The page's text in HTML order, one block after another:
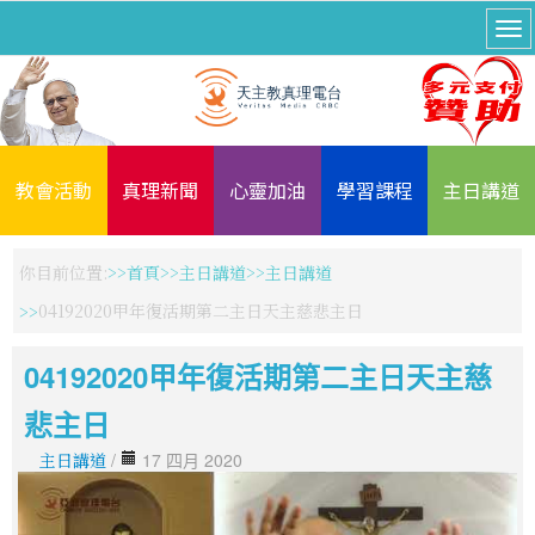
教會活動 真理新聞 心靈加油 學習課程 主日講道
你目前位置: 首頁 主日講道
主日講道
04192020甲年復活期第二主日天主慈悲主日
04192020甲年復活期第二主日天主慈
悲主日
主日講道 / 17 四月 2020